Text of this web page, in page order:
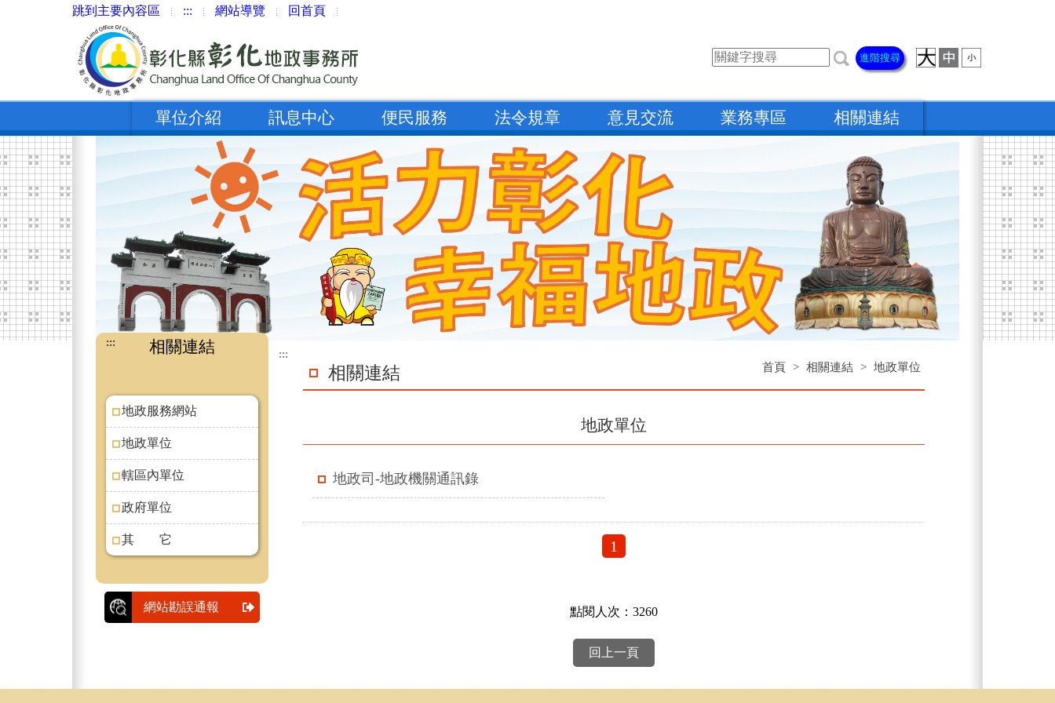
跳到主要內容區 ::: 網站導覽 回首頁
進階搜尋
單位介紹 訊息中心 便民服務 法令規章 意見交流 業務專區 相關連結
::: 相關連結
地政服務網站
地政單位
轄區內單位
政府單位
其 它
網站勘誤通報
:::
首頁 > 相關連結 > 地政單位
相關連結
地政單位
地政司-地政機關通訊錄
1
點閱人次：3260
回上一頁